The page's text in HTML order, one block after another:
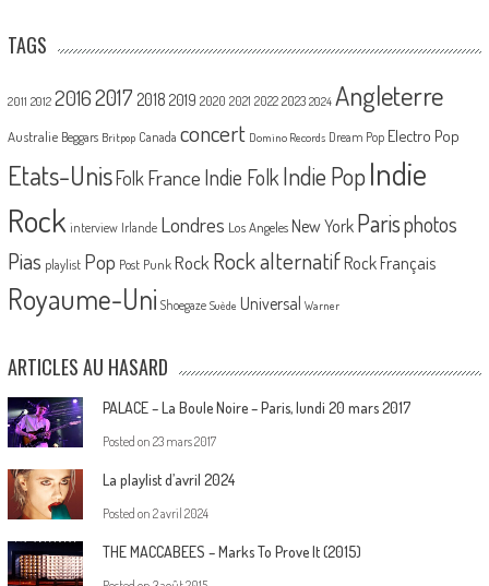
TAGS
2011 2012 20162017 2018 2019 2020 2021 2022 2023 2024 Angleterre
Australie Beggars Britpop Canada concert Domino Records Dream Pop Electro Pop
Etats-UnisFolk France Indie Folk Indie PopIndie
Rock interview Irlande Londres Los Angeles New York Parisphotos
Pias playlist Pop Post Punk Rock Rock alternatif Rock Français
Royaume-Uni Shoegaze Suède Universal Warner
ARTICLES AU HASARD
PALACE – La Boule Noire – Paris, lundi 20 mars 2017
Posted on 23 mars 2017
La playlist d’avril 2024
Posted on 2 avril 2024
THE MACCABEES – Marks To Prove It (2015)